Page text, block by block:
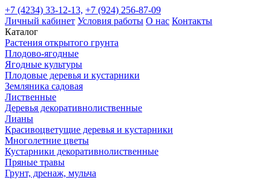
+7 (4234) 33-12-13, +7 (924) 256-87-09
Личный кабинет Условия работы О нас Контакты
Каталог
Растения открытого грунта
Плодово-ягодные
Ягодные культуры
Плодовые деревья и кустарники
Земляника садовая
Лиственные
Деревья декоративнолиственные
Лианы
Красивоцветущие деревья и кустарники
Многолетние цветы
Кустарники декоративнолиственные
Пряные травы
Грунт, дренаж, мульча